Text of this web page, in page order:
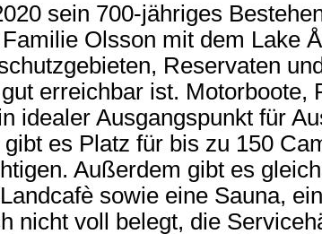
sein 700-jähriges
Olsson mit dem Lake
Reservaten
erreichbar ist. Motorboote,
idealer Ausgangspunkt für
es Platz für bis zu 150
Außerdem gibt es
sowie eine Sauna,
nicht voll belegt, die